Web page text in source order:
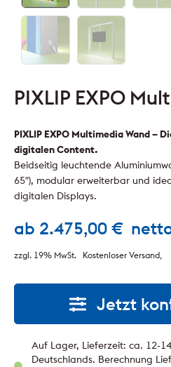
PIXLIP EXPO
ab 2.475,00 €
zzgl. 19% MwSt. Kostenloser Versand
PIXLIP EXPO Multimedia Wand –
digitalen Content.
Beidseitig leuchtende
65″), modular erweiterbar und
digitalen Displays.
Jetzt
Auf Lager, Lieferzeit: ca. 12-
Deutschlands. Berechnung